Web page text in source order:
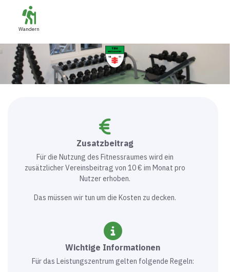
Wandern
Zusatzbeitrag
Für die Nutzung des Fitnessraumes wird ein
zusätzlicher Vereinsbeitrag von 10 € im Monat pro
Nutzer erhoben.
Das müssen wir tun um die Kosten zu decken.
Wichtige Informationen
Für das Leistungszentrum gelten folgende Regeln: